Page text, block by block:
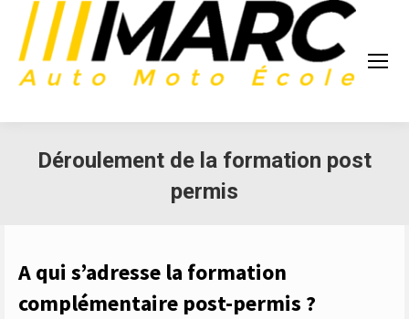
Déroulement de la formation post
permis
A qui s’adresse la formation
complémentaire post-permis ?